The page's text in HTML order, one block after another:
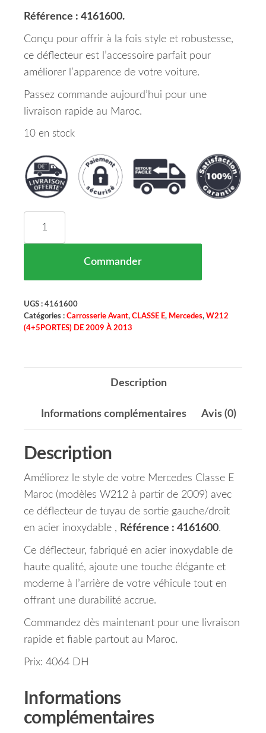
Référence : 4161600.
Conçu pour offrir à la fois style et robustesse,
ce déflecteur est l’accessoire parfait pour
améliorer l’apparence de votre voiture.
Passez commande aujourd’hui pour une
livraison rapide au Maroc.
10 en stock
Commander
UGS : 4161600
Catégories : Carrosserie Avant, CLASSE E, Mercedes, W212
(4+5PORTES) DE 2009 À 2013
Description
Informations complémentaires Avis (0)
Description
Améliorez le style de votre Mercedes Classe E
Maroc (modèles W212 à partir de 2009) avec
ce déflecteur de tuyau de sortie gauche/droit
en acier inoxydable , Référence : 4161600.
Ce déflecteur, fabriqué en acier inoxydable de
haute qualité, ajoute une touche élégante et
moderne à l’arrière de votre véhicule tout en
offrant une durabilité accrue.
Commandez dès maintenant pour une livraison
rapide et fiable partout au Maroc.
Prix: 4064 DH
Informations
complémentaires